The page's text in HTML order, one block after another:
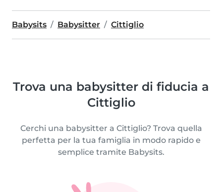
Babysits Babysitter Cittiglio
Trova una babysitter di fiducia a
Cittiglio
Cerchi una babysitter a Cittiglio? Trova quella
perfetta per la tua famiglia in modo rapido e
semplice tramite Babysits.